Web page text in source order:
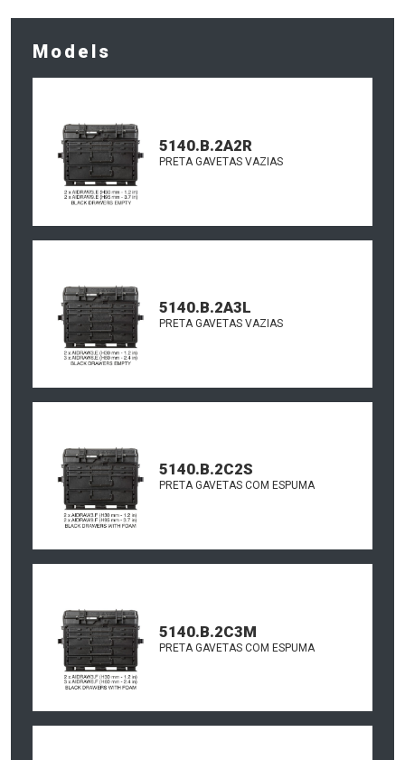
Models
5140.B.2A2R
PRETA GAVETAS VAZIAS
5140.B.2A3L
PRETA GAVETAS VAZIAS
5140.B.2C2S
PRETA GAVETAS COM ESPUMA
5140.B.2C3M
PRETA GAVETAS COM ESPUMA